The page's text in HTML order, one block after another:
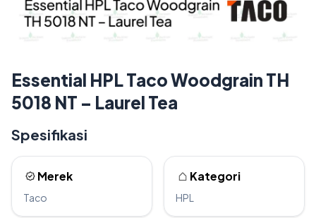
Essential HPL Taco Woodgrain TH
5018 NT – Laurel Tea
Spesifikasi
Merek
Taco
Kategori
HPL